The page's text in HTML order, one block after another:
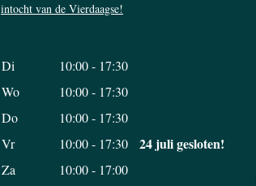
intocht van de Vierdaagse!
Di
10:00 - 17:30
Wo
10:00 - 17:30
Do
10:00 - 17:30
Vr
10:00 - 17:30 24 juli gesloten!
Za
10:00 - 17:00